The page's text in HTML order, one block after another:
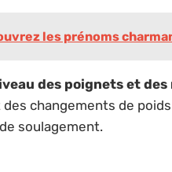
les prénoms
des poignets et des
changements de
soulagement.